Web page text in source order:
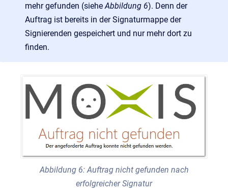
mehr gefunden (sieheAbbildung 6). Denn der
Auftrag ist bereits in der Signaturmappe der
Signierenden gespeichert und nur mehr dort zu
finden.
Abbildung 6: Auftrag nicht gefunden nach
erfolgreicher Signatur